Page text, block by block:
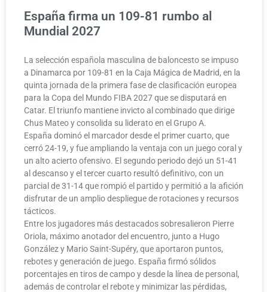
España firma un 109-81 rumbo al
Mundial 2027
La selección española masculina de baloncesto se impuso
a Dinamarca por 109-81 en la Caja Mágica de Madrid, en la
quinta jornada de la primera fase de clasificación europea
para la Copa del Mundo FIBA 2027 que se disputará en
Catar. El triunfo mantiene invicto al combinado que dirige
Chus Mateo y consolida su liderato en el Grupo A.
España dominó el marcador desde el primer cuarto, que
cerró 24-19, y fue ampliando la ventaja con un juego coral y
un alto acierto ofensivo. El segundo periodo dejó un 51-41
al descanso y el tercer cuarto resultó definitivo, con un
parcial de 31-14 que rompió el partido y permitió a la afición
disfrutar de un amplio despliegue de rotaciones y recursos
tácticos.
Entre los jugadores más destacados sobresalieron Pierre
Oriola, máximo anotador del encuentro, junto a Hugo
González y Mario Saint-Supéry, que aportaron puntos,
rebotes y generación de juego. España firmó sólidos
porcentajes en tiros de campo y desde la línea de personal,
además de controlar el rebote y minimizar las pérdidas,